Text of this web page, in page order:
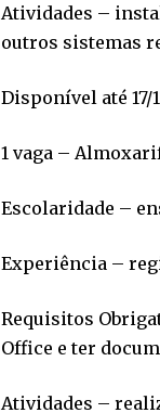
Atividades –
outros sistemas
Disponível até 17/
1 vaga –
Escolaridade –
Experiência –
Requisitos
Office e ter
Atividades –